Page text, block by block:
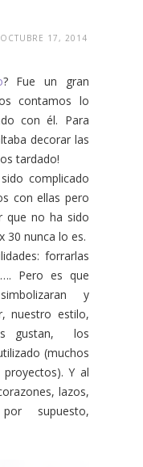
17, 2014
? Fue un gran
contamos lo
con él. Para
decorar las
tardado!
complicado
con ellas pero
que no ha sido
30 nunca lo es.
forrarlas
Pero es que
y
nuestro estilo,
gustan, los
(muchos
Y al
lazos,
supuesto,